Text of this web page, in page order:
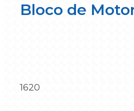
Bloco de
1620